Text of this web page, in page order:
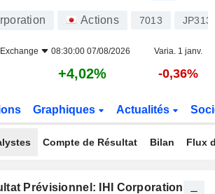
Actions 7013
08:30:00 07/08/2026 Varia. 1 janv.
+4,02% -0,36%
Graphiques Actualités
Compte de Résultat Bilan Flux
Prévisionnel: IHI Corporation